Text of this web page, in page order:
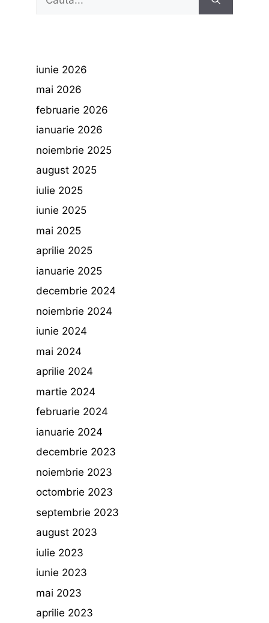
după:
iunie 2026
mai 2026
februarie 2026
ianuarie 2026
noiembrie 2025
august 2025
iulie 2025
iunie 2025
mai 2025
aprilie 2025
ianuarie 2025
decembrie 2024
noiembrie 2024
iunie 2024
mai 2024
aprilie 2024
martie 2024
februarie 2024
ianuarie 2024
decembrie 2023
noiembrie 2023
octombrie 2023
septembrie 2023
august 2023
iulie 2023
iunie 2023
mai 2023
aprilie 2023